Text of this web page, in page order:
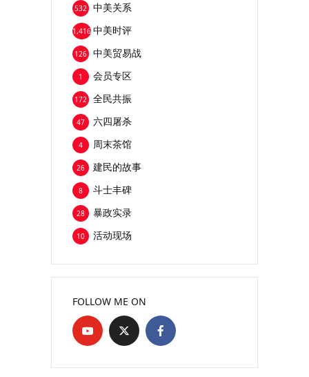
中美关系
532
中美时评
1,416
中美贸易战
126
会员专区
1
全民共振
172
六四屠杀
47
周末茶馆
4
建民的故事
26
斗士丰碑
8
暴政实录
28
活动现场
10
FOLLOW ME ON